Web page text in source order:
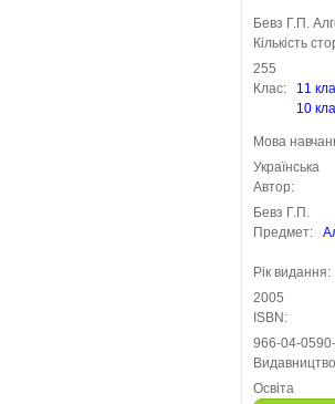
Бевз Г.П.
Кількість
255
Клас:
11
10
Мова
Українська
Автор:
Бевз Г.П.
Предмет:
Рік видання:
2005
ISBN:
966-04-
Освіта